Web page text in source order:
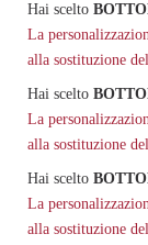
Hai scelto
La
alla sostituzione
Hai scelto
La
alla sostituzione
Hai scelto
La
alla sostituzione